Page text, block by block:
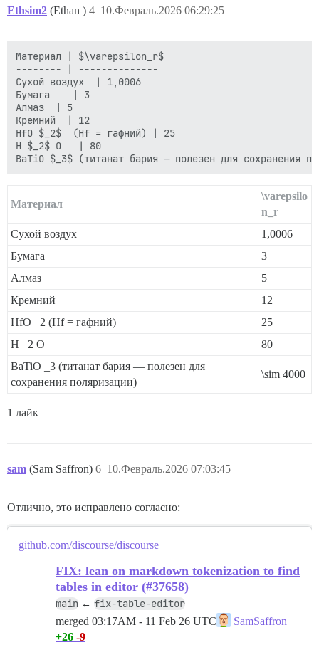
Ethsim2 (Ethan ) 10.Февраль.2026 06:29:25
4
Материал | $\varepsilon_r$
-------- | --------------
Сухой воздух  | 1,0006
Бумага    | 3
Алмаз  | 5
Кремний  | 12
HfO $_2$  (Hf = гафний) | 25
H $_2$ O   | 80
Материал
\varepsilo
n_r
Сухой воздух
1,0006
Бумага
3
Алмаз
5
Кремний
12
HfO
_2 (Hf = гафний)
25
H
_2 O
80
BaTiO
_3 (титанат бария — полезен для
сохранения поляризации)
\sim 4000
1 лайк
sam (Sam Saffron) 10.Февраль.2026 07:03:45
6
Отлично, это исправлено согласно:
github.com/discourse/discourse
FIX: lean on markdown tokenization to find
tables in editor (#37658)
main ← fix-table-editor
merged 03:17AM - 11 Feb 26 UTC
SamSaffron
+26 -9